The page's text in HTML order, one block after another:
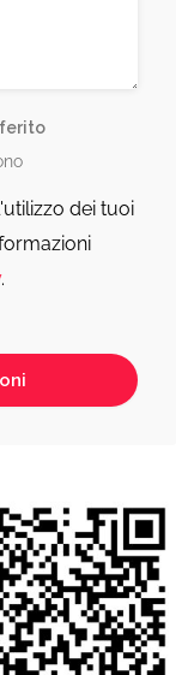
dei tuoi
.